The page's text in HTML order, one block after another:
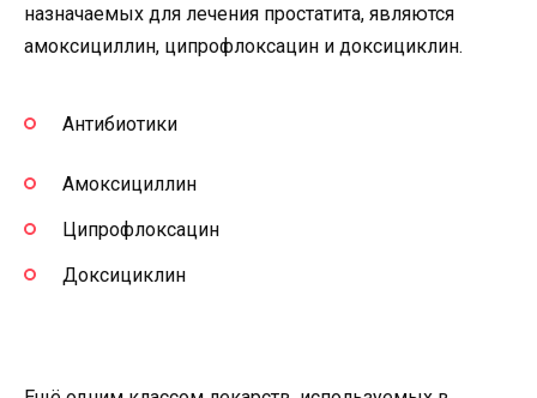
назначаемых для лечения простатита, являются
амоксициллин, ципрофлоксацин и доксициклин.
Антибиотики
Амоксициллин
Ципрофлоксацин
Доксициклин